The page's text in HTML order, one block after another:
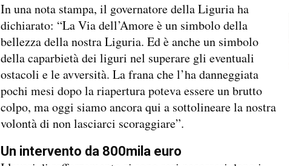
In una nota stampa, il governatore della Liguria ha
dichiarato: “La Via dell’Amore è un simbolo della
bellezza della nostra Liguria. Ed è anche un simbolo
della caparbietà dei liguri nel superare gli eventuali
ostacoli e le avversità. La frana che l’ha danneggiata
pochi mesi dopo la riapertura poteva essere un brutto
colpo, ma oggi siamo ancora qui a sottolineare la nostra
volontà di non lasciarci scoraggiare”.
Un intervento da 800mila euro